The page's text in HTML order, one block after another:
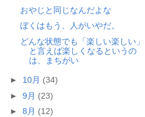
おやじと同じなんだよな
ぼくはもう、人がいやだ。
どんな状態でも「楽しい楽しい」
と言えば楽しくなるというの
は、まちがい
► 10月 (34)
► 9月 (23)
► 8月 (12)